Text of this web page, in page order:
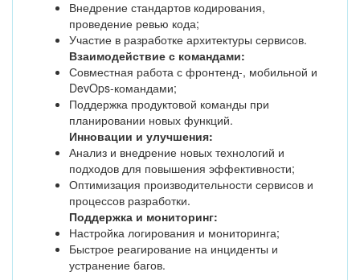
Внедрение стандартов кодирования,
проведение ревью кода;
Участие в разработке архитектуры сервисов.
Взаимодействие с командами:
Совместная работа с фронтенд-, мобильной и
DevOps-командами;
Поддержка продуктовой команды при
планировании новых функций.
Инновации и улучшения:
Анализ и внедрение новых технологий и
подходов для повышения эффективности;
Оптимизация производительности сервисов и
процессов разработки.
Поддержка и мониторинг:
Настройка логирования и мониторинга;
Быстрое реагирование на инциденты и
устранение багов.